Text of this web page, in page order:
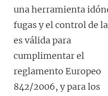
una herramienta
fugas y el control de
es válida para
cumplimentar el
reglamento Europeo
842/2006, y para los